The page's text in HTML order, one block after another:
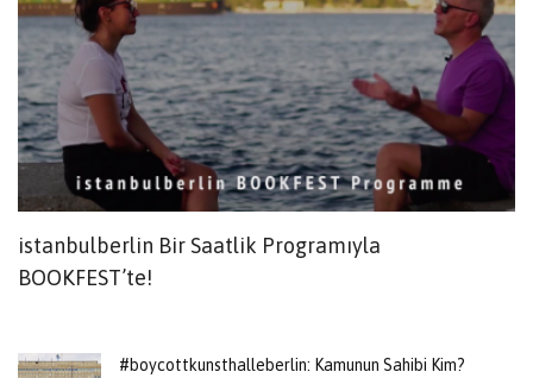
istanbulberlin Bir Saatlik Programıyla
BOOKFEST’te!
#boycottkunsthalleberlin: Kamunun Sahibi Kim?